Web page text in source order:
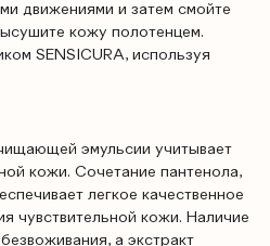
движениями и затем смойте
кожу полотенцем.
SENSICURA, используя
эмульсии учитывает
кожи. Сочетание пантенола,
легкое качественное
чувствительной кожи. Наличие
а экстракт